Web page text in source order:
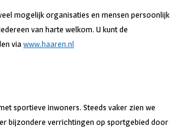
mogelijk organisaties en mensen persoonlijk
van harte welkom. U kunt de
viawww.haaren.nl
sportieve inwoners. Steeds vaker zien we
bijzondere verrichtingen op sportgebied door